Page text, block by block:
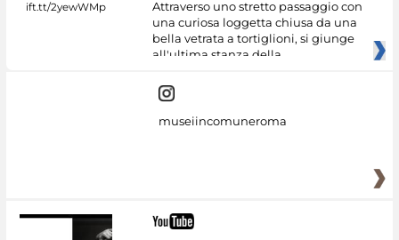
Attraverso uno stretto passaggio con
una curiosa loggetta chiusa da una
bella vetrata a tortiglioni, si giunge
all'ultima stanza della
museiincomuneroma